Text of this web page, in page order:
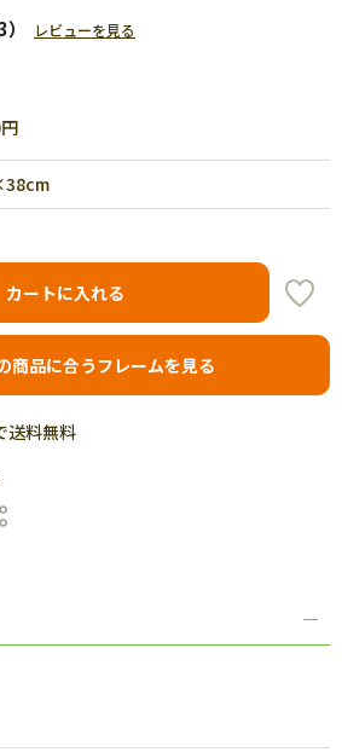
） レビューを見る
カートに入れる
商品に合うフレームを見る
送料無料